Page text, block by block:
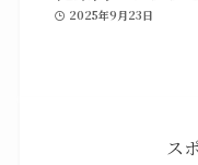
2025年9月23日
ス